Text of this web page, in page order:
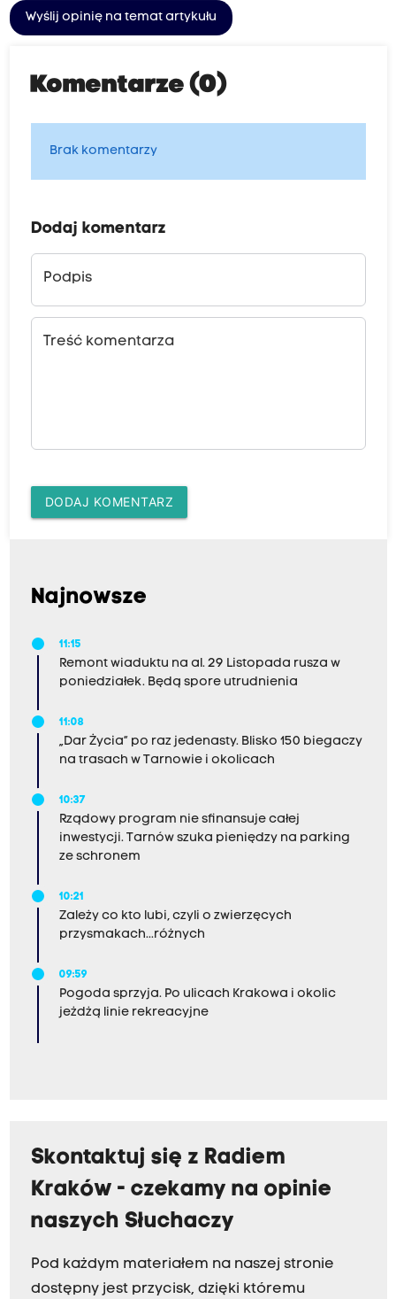
Wyślij opinię na temat artykułu
Komentarze (0)
Brak komentarzy
Dodaj komentarz
Podpis
Treść komentarza
DODAJ KOMENTARZ
Najnowsze
11:15
Remont wiaduktu na al. 29 Listopada rusza w
poniedziałek. Będą spore utrudnienia
11:08
„Dar Życia” po raz jedenasty. Blisko 150 biegaczy
na trasach w Tarnowie i okolicach
10:37
Rządowy program nie sfinansuje całej
inwestycji. Tarnów szuka pieniędzy na parking
ze schronem
10:21
Zależy co kto lubi, czyli o zwierzęcych
przysmakach...różnych
09:59
Pogoda sprzyja. Po ulicach Krakowa i okolic
jeżdżą linie rekreacyjne
Skontaktuj się z Radiem
Kraków - czekamy na opinie
naszych Słuchaczy
Pod każdym materiałem na naszej stronie
dostępny jest przycisk, dzięki któremu